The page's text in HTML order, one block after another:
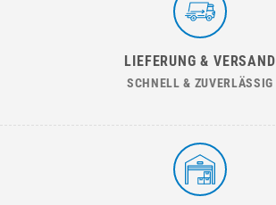
LIEFERUNG & VERSAND
SCHNELL & ZUVERLÄSSIG